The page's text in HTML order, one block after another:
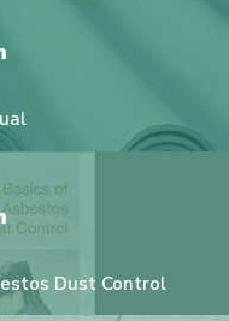
Dust Control